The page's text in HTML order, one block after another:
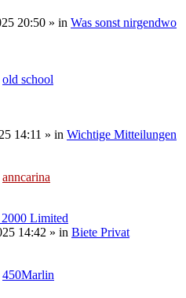
20:50 » in Was sonst nirgendwo
old school
14:11 » in Wichtige Mitteilungen
anncarina
Limited
14:42 » in Biete Privat
450Marlin